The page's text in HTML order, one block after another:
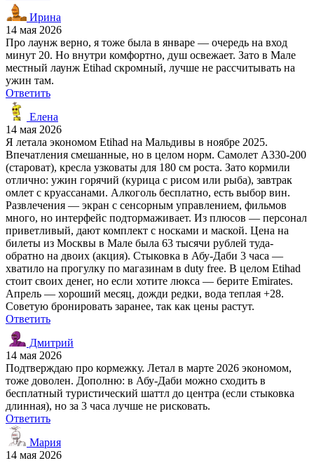
Ирина
14 мая 2026
Про лаунж верно, я тоже была в январе — очередь на вход
минут 20. Но внутри комфортно, душ освежает. Зато в Мале
местный лаунж Etihad скромный, лучше не рассчитывать на
ужин там.
Ответить
Елена
14 мая 2026
Я летала экономом Etihad на Мальдивы в ноябре 2025.
Впечатления смешанные, но в целом норм. Самолет A330-200
(староват), кресла узковаты для 180 см роста. Зато кормили
отлично: ужин горячий (курица с рисом или рыба), завтрак
омлет с круассанами. Алкоголь бесплатно, есть выбор вин.
Развлечения — экран с сенсорным управлением, фильмов
много, но интерфейс подтормаживает. Из плюсов — персонал
приветливый, дают комплект с носками и маской. Цена на
билеты из Москвы в Мале была 63 тысячи рублей туда-
обратно на двоих (акция). Стыковка в Абу-Даби 3 часа —
хватило на прогулку по магазинам в duty free. В целом Etihad
стоит своих денег, но если хотите люкса — берите Emirates.
Апрель — хороший месяц, дожди редки, вода теплая +28.
Советую бронировать заранее, так как цены растут.
Ответить
Дмитрий
14 мая 2026
Подтверждаю про кормежку. Летал в марте 2026 экономом,
тоже доволен. Дополню: в Абу-Даби можно сходить в
бесплатный туристический шаттл до центра (если стыковка
длинная), но за 3 часа лучше не рисковать.
Ответить
Мария
14 мая 2026